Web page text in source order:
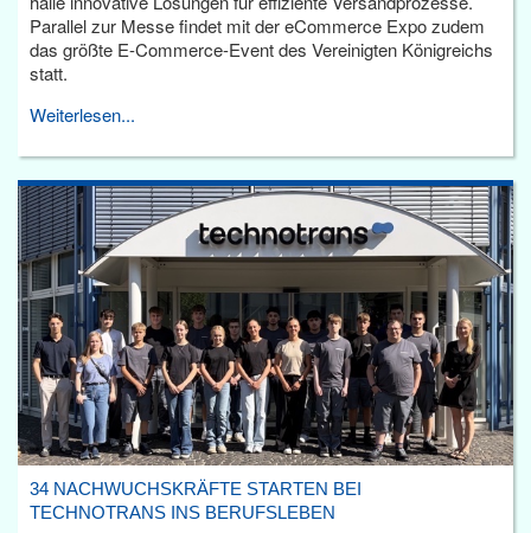
Parallel zur Messe findet mit der eCommerce Expo zudem
das größte E-Commerce-Event des Vereinigten Königreichs
statt.
Weiterlesen...
34 NACHWUCHSKRÄFTE STARTEN BEI
TECHNOTRANS INS BERUFSLEBEN